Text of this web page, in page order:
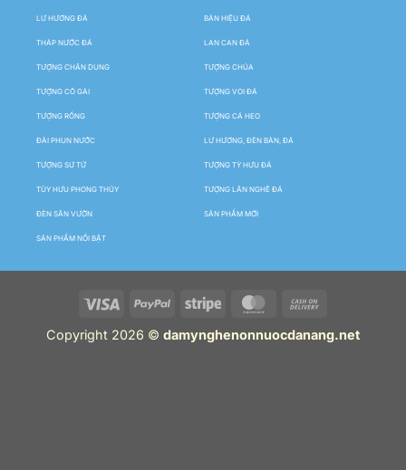
LƯ HƯƠNG ĐÁ BẢN HIỆU ĐÁ
THÁP NƯỚC ĐÁ LAN CAN ĐÁ
TƯỢNG CHÂN DUNG TƯỢNG CHÚA
TƯỢNG CÔ GÁI TƯỢNG VOI ĐÁ
TƯỢNG RỒNG TƯỢNG CÁ HEO
ĐÀI PHUN NƯỚC LƯ HƯƠNG, ĐÈN BÀN, ĐÁ
TƯỢNG SƯ TỬ TƯỢNG TỲ HƯU ĐÁ
TÙY HƯU PHONG THỦY TƯỢNG LÂN NGHÊ ĐÁ
ĐÈN SÂN VƯỜN SẢN PHẨM MỚI
SẢN PHẨM NỔI BẬT
Copyright 2026 © damynghenonnuocdanang.net